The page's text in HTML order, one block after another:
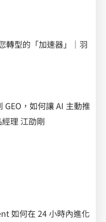
轉型的「加速器」｜羽
GEO，如何讓 AI 主動推
理 江劭剛
如何在 24 小時內進化